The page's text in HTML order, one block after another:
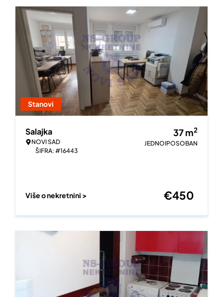
Stanovi
Salajka
NOVI SAD
ŠIFRA: #16443
37m2
JEDNOIPOSOBAN
Više o nekretnini > €450